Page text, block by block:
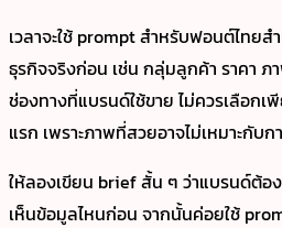
เวลาจะใช้ prompt สำหรับฟอนต์ไทยส
ธุรกิจจริงก่อน เช่น กลุ่มลูกค้า ราคา
ช่องทางที่แบรนด์ใช้ขาย ไม่ควรเลือก
แรก เพราะภาพที่สวยอาจไม่เหมาะกับก
ให้ลองเขียน brief สั้น ๆ ว่าแบรนด์ต้อ
เห็นข้อมูลไหนก่อน จากนั้นค่อยใช้